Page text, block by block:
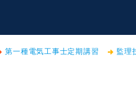
第一種電気工事士定期講習 監理